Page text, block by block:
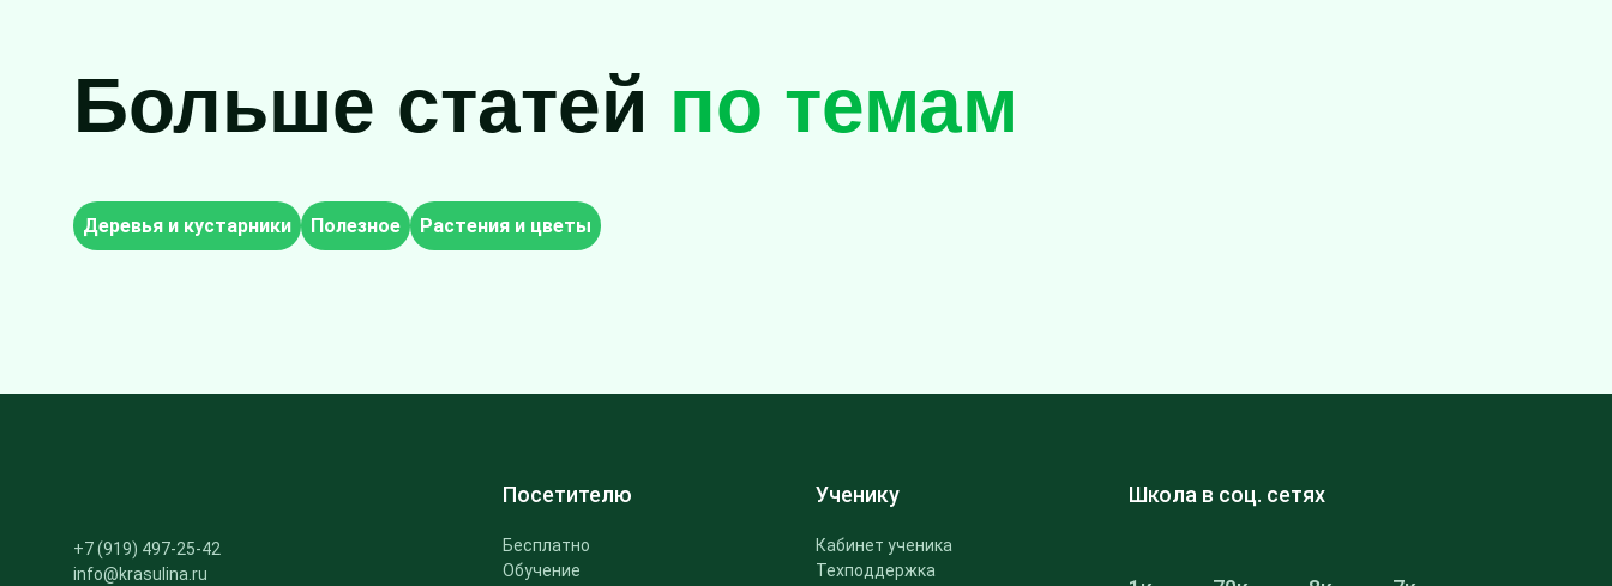
Больше статей по темам
Деревья и кустарники Полезное Растения и цветы
+7 (919) 497-25-42
info@krasulina.ru
Посетителю
Бесплатно
Обучение
Ученику
Кабинет ученика
Техподдержка
Школа в соц. сетях